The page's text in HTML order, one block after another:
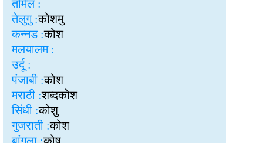
तमिल :
तेलुगु :कोशमु
कन्नड :कोश
मलयालम :
उर्दू :
पंजाबी :कोश
मराठी :शब्दकोश
सिंधी :कोशु
गुजराती :कोश